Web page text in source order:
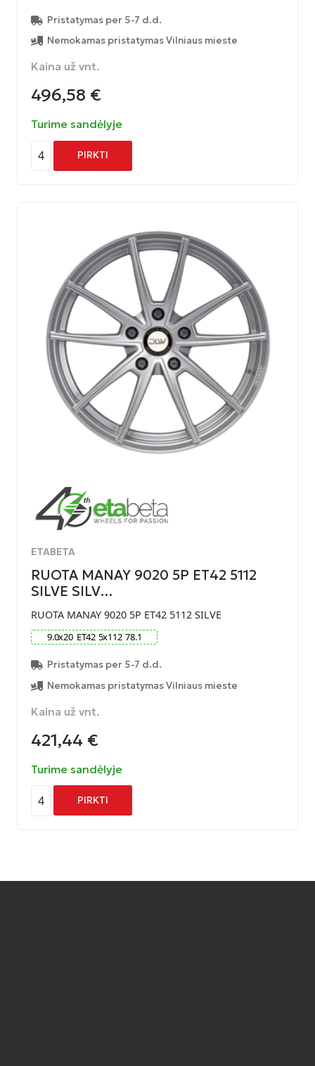
Pristatymas per 5-7 d.d.
Nemokamas pristatymas Vilniaus mieste
Kaina už vnt.
496,58 €
Turime sandėlyje
4 PIRKTI
ETABETA
RUOTA MANAY 9020 5P ET42 5112
SILVE SILV…
RUOTA MANAY 9020 5P ET42 5112 SILVE
9.0x20 ET42 5x112 78.1
Pristatymas per 5-7 d.d.
Nemokamas pristatymas Vilniaus mieste
Kaina už vnt.
421,44 €
Turime sandėlyje
4 PIRKTI